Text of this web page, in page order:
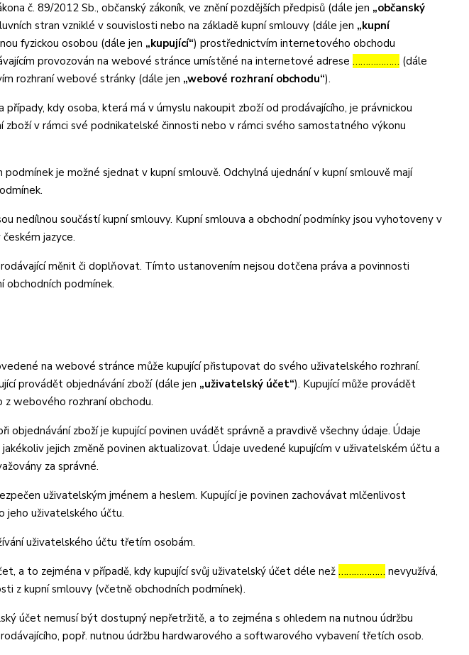
č. 89/2012 Sb., občanský zákoník, ve znění pozdějších předpisů (dále jen „občanský
stran vzniklé v souvislosti nebo na základě kupní smlouvy (dále jen „kupní
fyzickou osobou (dále jen „kupující“) prostřednictvím internetového obchodu
provozován na webové stránce umístěné na internetové adrese……………… (dále
rozhraní webové stránky (dále jen „webové rozhraní obchodu“).
kdy osoba, která má v úmyslu nakoupit zboží od prodávajícího, je právnickou
zboží v rámci své podnikatelské činnosti nebo v rámci svého samostatného výkonu
je možné sjednat v kupní smlouvě. Odchylná ujednání v kupní smlouvě mají
nedílnou součástí kupní smlouvy. Kupní smlouva a obchodní podmínky jsou vyhotoveny v
jazyce.
měnit či doplňovat. Tímto ustanovením nejsou dotčena práva a povinnosti
obchodních podmínek.
na webové stránce může kupující přistupovat do svého uživatelského rozhraní.
provádět objednávání zboží (dále jen „uživatelský účet“). Kupující může provádět
webového rozhraní obchodu.
zboží je kupující povinen uvádět správně a pravdivě všechny údaje. Údaje
jejich změně povinen aktualizovat. Údaje uvedené kupujícím v uživatelském účtu a
za správné.
uživatelským jménem a heslem. Kupující je povinen zachovávat mlčenlivost
jeho uživatelského účtu.
uživatelského účtu třetím osobám.
a to zejména v případě, kdy kupující svůj uživatelský účet déle než……………… nevyužívá,
z kupní smlouvy (včetně obchodních podmínek).
účet nemusí být dostupný nepřetržitě, a to zejména s ohledem na nutnou údržbu
popř. nutnou údržbu hardwarového a softwarového vybavení třetích osob.